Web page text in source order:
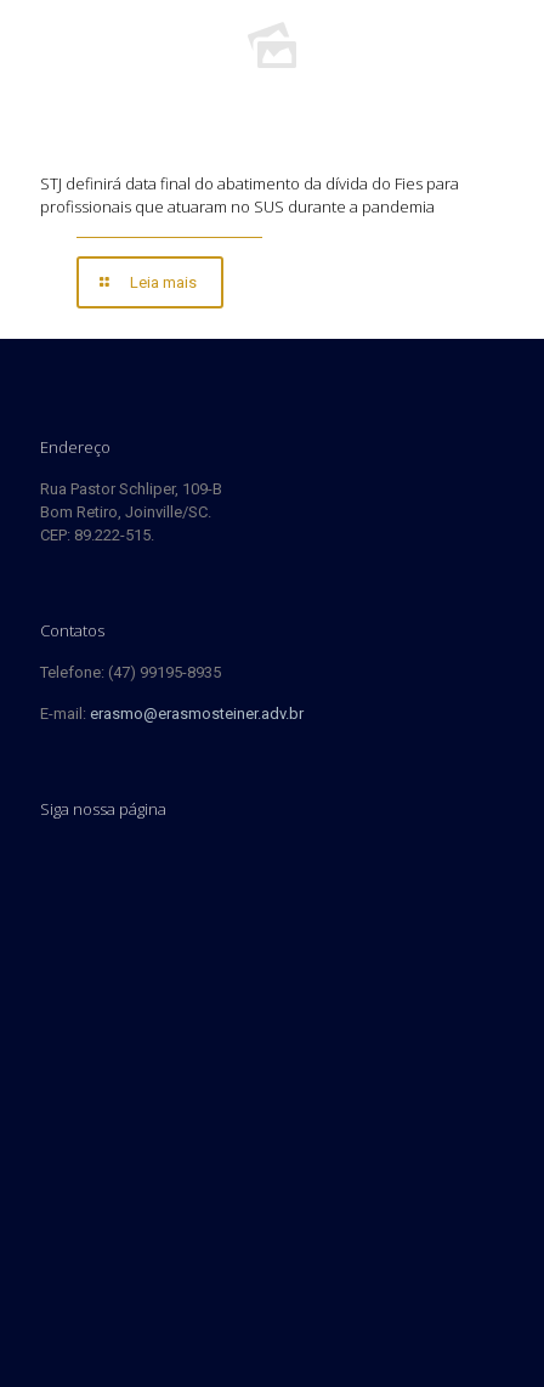
STJ definirá data final do abatimento da dívida do Fies para
profissionais que atuaram no SUS durante a pandemia
Leia mais
Endereço
Rua Pastor Schliper, 109-B
Bom Retiro, Joinville/SC.
CEP: 89.222-515.
Contatos
Telefone: (47) 99195-8935
E-mail: erasmo@erasmosteiner.adv.br
Siga nossa página